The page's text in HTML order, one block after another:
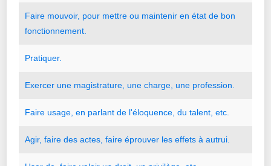
Faire mouvoir, pour mettre ou maintenir en état de bon
fonctionnement.
Pratiquer.
Exercer une magistrature une charge une profession.
Faire usage ,en parlant de l'éloquence ,du talent ,etc.
Agir,faire des actes ,faire éprouver les effets à autrui.